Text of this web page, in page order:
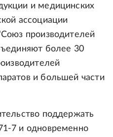
и медицинских
ассоциации
производителей
более 30
и большей части
поддержать
7 и одновременно